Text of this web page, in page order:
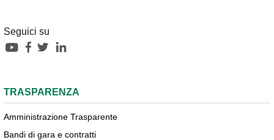
Seguici su
TRASPARENZA
Amministrazione Trasparente
Bandi di gara e contratti